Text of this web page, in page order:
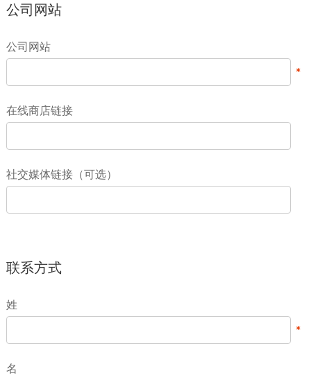
公司网站
公司网站
在线商店链接
社交媒体链接（可选）
联系方式
姓
名